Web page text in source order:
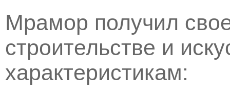
Мрамор получил
строительстве и
характеристикам: